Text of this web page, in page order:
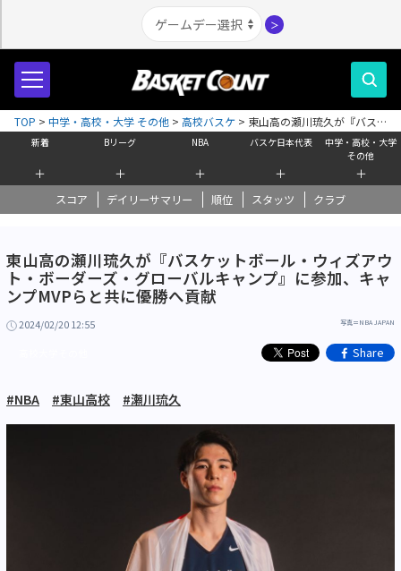
＞
新着
＋
Bリーグ
＋
NBA
＋
バスケ日本代表
＋
中学・高校・大学
その他
＋
スコア デイリーサマリー 順位 スタッツ クラブ
TOP > 中学・高校・大学 その他 > 高校バスケ > 東山高の瀬川琉久が『バス
ケットボール・ウィズアウト・ボーダーズ・グローバルキャンプ』に参加、
キャンプMVPらと共に優勝へ貢献
東山高の瀬川琉久が『バスケットボール・ウィズアウ
ト・ボーダーズ・グローバルキャンプ』に参加、キャ
ンプMVPらと共に優勝へ貢献
2024/02/20 12:55 写真＝NBA JAPAN
Share
#NBA #東山高校 #瀬川琉久